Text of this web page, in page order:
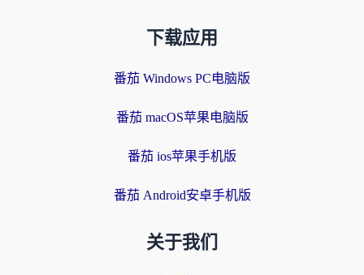
下载应用
番茄 Windows PC电脑版
番茄 macOS苹果电脑版
番茄 ios苹果手机版
番茄 Android安卓手机版
关于我们